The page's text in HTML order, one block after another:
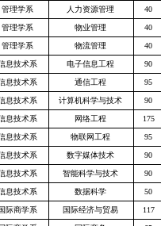
管理学系 人力资源管理 40
管理学系 物业管理 40
管理学系 物流管理 40
息技术系 电子信息工程 90
息技术系 通信工程 95
息技术系 计算机科学与技术 90
息技术系 网络工程 175
息技术系 物联网工程 95
息技术系 数字媒体技术 90
息技术系 智能科学与技术 90
息技术系 数据科学 50
际商学系 国际经济与贸易 117